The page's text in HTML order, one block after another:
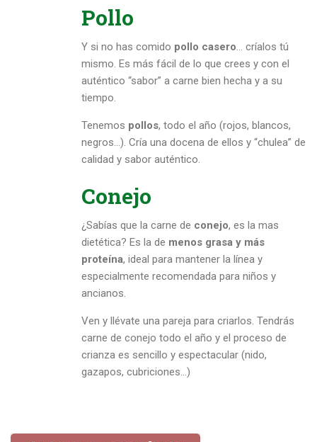
Pollo
Y si no has comido pollo casero… críalos tú
mismo. Es más fácil de lo que crees y con el
auténtico “sabor” a carne bien hecha y a su
tiempo.
Tenemos pollos, todo el año (rojos, blancos,
negros…). Cría una docena de ellos y “chulea” de
calidad y sabor auténtico.
Conejo
¿Sabías que la carne de conejo, es la mas
dietética? Es la de menos grasa y más
proteína, ideal para mantener la línea y
especialmente recomendada para niños y
ancianos.
Ven y llévate una pareja para criarlos. Tendrás
carne de conejo todo el año y el proceso de
crianza es sencillo y espectacular (nido,
gazapos, cubriciones…)